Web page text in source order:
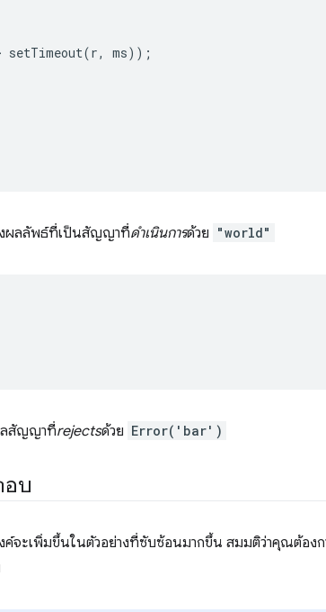
setTimeout(r, ms));
ผลลัพธ์ที่เป็นสัญญาที่ดำเนินการด้วย "world"
สัญญาที่rejectsด้วย Error('bar')
อบ
จะเพิ่มขึ้นในตัวอย่างที่ซับซ้อนมากขึ้น สมมติว่าคุณต้อง